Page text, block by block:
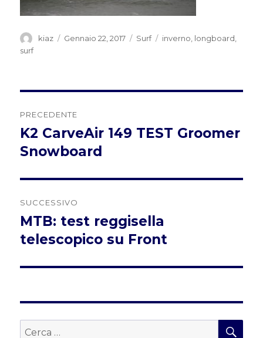
Autore
kiaz
Pubblicato
Gennaio 22, 2017 Categorie
Surf Tag
inverno, longboard,
surf
articoli
PRECEDENTE
Articolo
precedente:
K2 CarveAir 149 TEST Groomer
Snowboard
SUCCESSIVO
Articolo
successivo:
MTB: test reggisella
telescopico su Front
Cerca: